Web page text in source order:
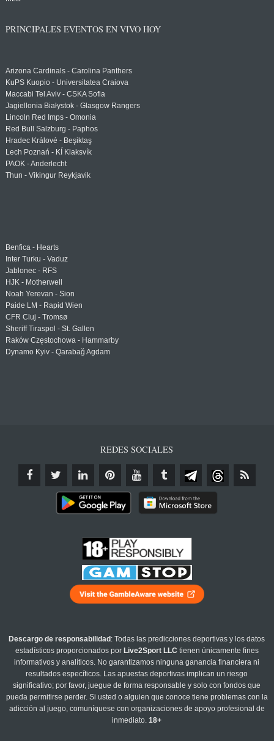
PRINCIPALES EVENTOS EN VIVO HOY
Arizona Cardinals - Carolina Panthers
KuPS Kuopio - Universitatea Craiova
Maccabi Tel Aviv - CSKA Sofia
Jagiellonia Białystok - Glasgow Rangers
Lincoln Red Imps - Omonia
Red Bull Salzburg - Paphos
Hradec Králové - Beşiktaş
Lech Poznań - KÍ Klaksvík
PAOK - Anderlecht
Thun - Vikingur Reykjavik
Benfica - Hearts
Inter Turku - Vaduz
Jablonec - RFS
HJK - Motherwell
Noah Yerevan - Sion
Paide LM - Rapid Wien
CFR Cluj - Tromsø
Sheriff Tiraspol - St. Gallen
Raków Częstochowa - Hammarby
Dynamo Kyiv - Qarabağ Agdam
REDES SOCIALES
Descargo de responsabilidad : Todas las predicciones deportivas y los datos
estadísticos proporcionados por Live2Sport LLC tienen únicamente fines
informativos y analíticos. No garantizamos ninguna ganancia financiera ni
resultados específicos. Las apuestas deportivas implican un riesgo
significativo; por favor, juegue de forma responsable y solo con fondos que
pueda permitirse perder. Si usted o alguien que conoce tiene problemas con la
adicción al juego, comuníquese con organizaciones de apoyo profesional de
inmediato.18+